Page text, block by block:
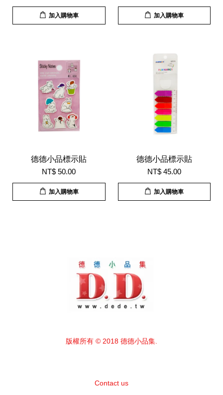
加入購物車 加入購物車
德德小品標示貼
NT$ 50.00
加入購物車
德德小品標示貼
NT$ 45.00
加入購物車
版權所有 © 2018 德德小品集.
Contact us